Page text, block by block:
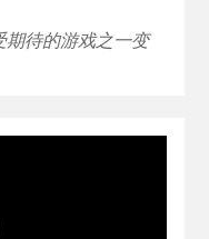
期待的游戏之一变